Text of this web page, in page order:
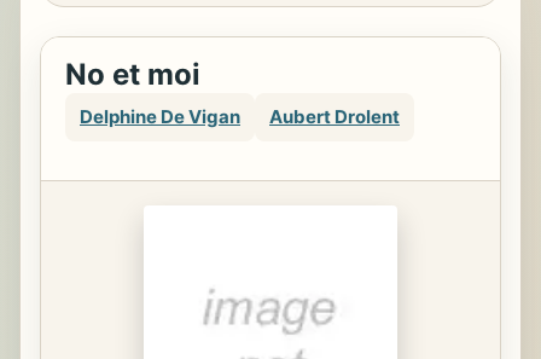
No et moi
Delphine De Vigan Aubert Drolent